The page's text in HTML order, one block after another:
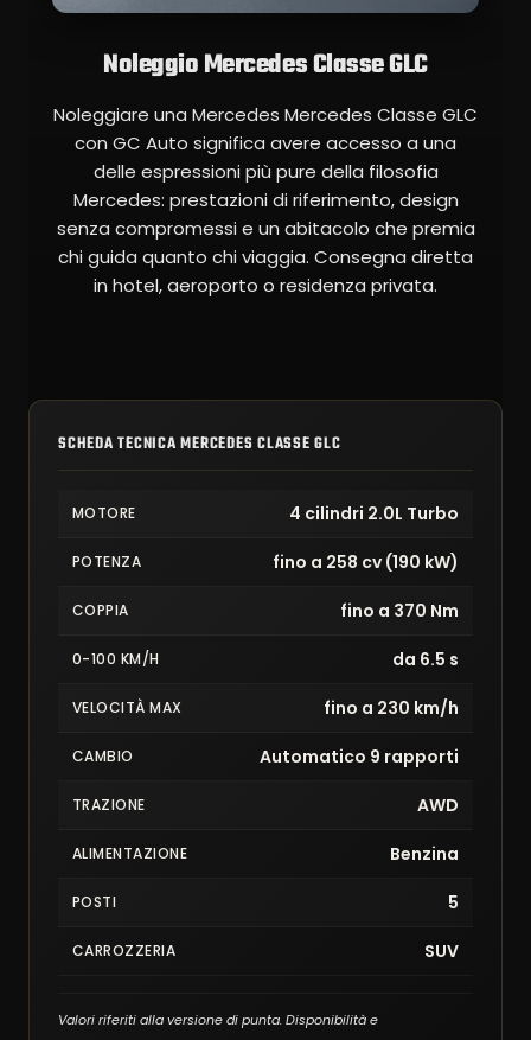
Noleggio Mercedes Classe GLC
Noleggiare una Mercedes Mercedes Classe GLC
con GC Auto significa avere accesso a una
delle espressioni più pure della filosofia
Mercedes: prestazioni di riferimento, design
senza compromessi e un abitacolo che premia
chi guida quanto chi viaggia. Consegna diretta
in hotel, aeroporto o residenza privata.
SCHEDA TECNICA MERCEDES CLASSE GLC
MOTORE 4 cilindri 2.0L Turbo
POTENZA fino a 258 cv (190 kW)
COPPIA fino a 370 Nm
0-100 KM/H da 6.5 s
VELOCITÀ MAX fino a 230 km/h
CAMBIO Automatico 9 rapporti
TRAZIONE AWD
ALIMENTAZIONE Benzina
POSTI 5
CARROZZERIA SUV
Valori riferiti alla versione di punta. Disponibilità e